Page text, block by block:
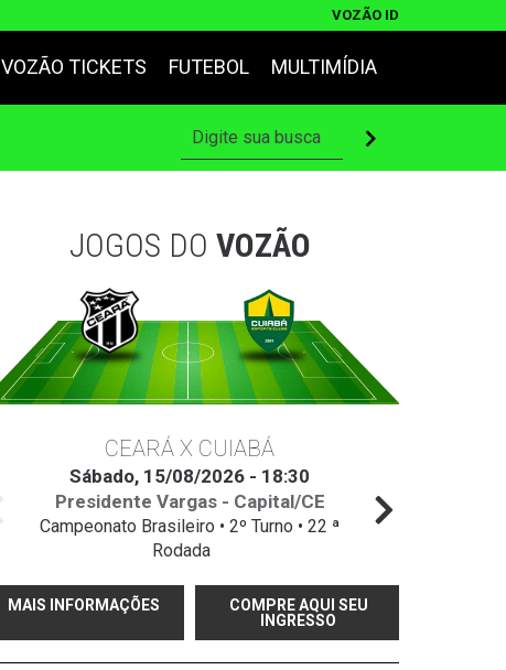
VOZÃO ID
VOZÃO TICKETS FUTEBOL MULTIMÍDIA
JOGOS DO VOZÃO
CEARÁ X CUIABÁ
Sábado, 15/08/2026 - 18:30
Presidente Vargas - Capital/CE
Campeonato Brasileiro • 2º Turno • 22 ª
Rodada
MAIS INFORMAÇÕES
COMPRE AQUI SEU
INGRESSO